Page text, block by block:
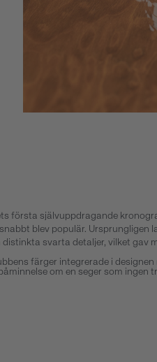
första självuppdragande
blev populär. Ursprungligen
svarta detaljer, vilket gav
färger integrerade i
om en seger som ingen